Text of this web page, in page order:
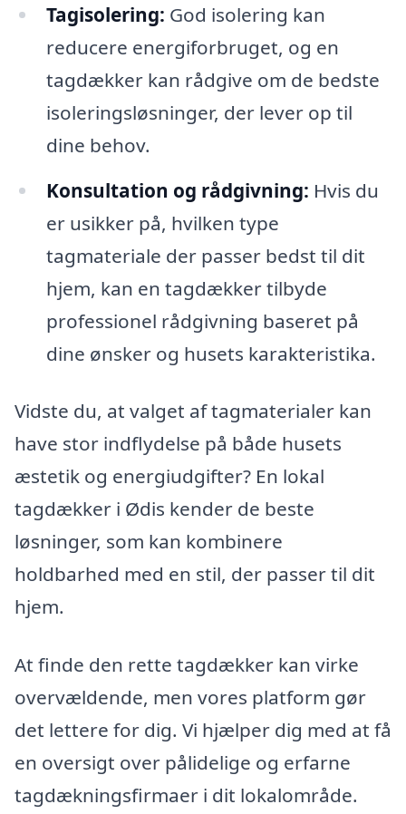
Tagisolering: God isolering kan
reducere energiforbruget, og en
tagdækker kan rådgive om de bedste
isoleringsløsninger, der lever op til
dine behov.
Konsultation og rådgivning: Hvis du
er usikker på, hvilken type
tagmateriale der passer bedst til dit
hjem, kan en tagdækker tilbyde
professionel rådgivning baseret på
dine ønsker og husets karakteristika.
Vidste du, at valget af tagmaterialer kan
have stor indflydelse på både husets
æstetik og energiudgifter? En lokal
tagdækker i Ødis kender de beste
løsninger, som kan kombinere
holdbarhed med en stil, der passer til dit
hjem.
At finde den rette tagdækker kan virke
overvældende, men vores platform gør
det lettere for dig. Vi hjælper dig med at få
en oversigt over pålidelige og erfarne
tagdækningsfirmaer i dit lokalområde.